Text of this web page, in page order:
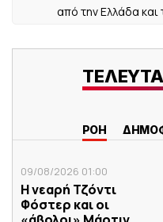
από την Ελλάδα
ΡΟΗ
09/08/2026 01:00
Η νεαρή Τζόντι
Φόστερ και οι